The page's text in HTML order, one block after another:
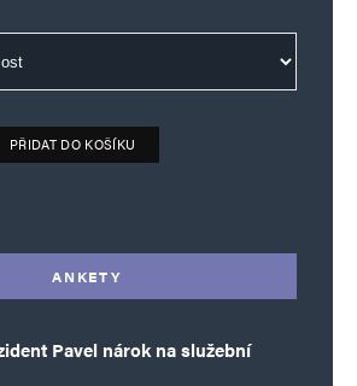
bez reklam množství
PŘIDAT DO KOŠÍKU
ANKETY
Pavel nárok na služební